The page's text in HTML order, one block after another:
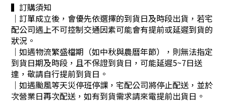
▍訂購須知
｜訂單成立後，會優先依選擇的到貨日及時段出貨，若宅
配公司遇上不可控制交通因素可能會有提前或延遲到貨的
狀況。
｜ 如遇物流繁盛檔期（如中秋與農曆年節），則無法指定
到貨日期及時段，且不保證到貨日，可能延遲5~7日送
達，敬請自行提前到貨日。
｜ 如遇颱風等天災停班停課，宅配公司將停止配送，並於
次營業日再次配送，如有到貨需求請來電提前出貨日。